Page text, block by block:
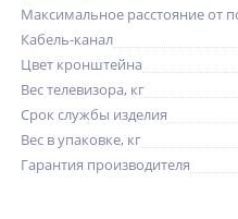
Максимальное расстояние от
Кабель-канал
Цвет кронштейна
Вес телевизора, кг
Срок службы изделия
Вес в упаковке, кг
Гарантия производителя